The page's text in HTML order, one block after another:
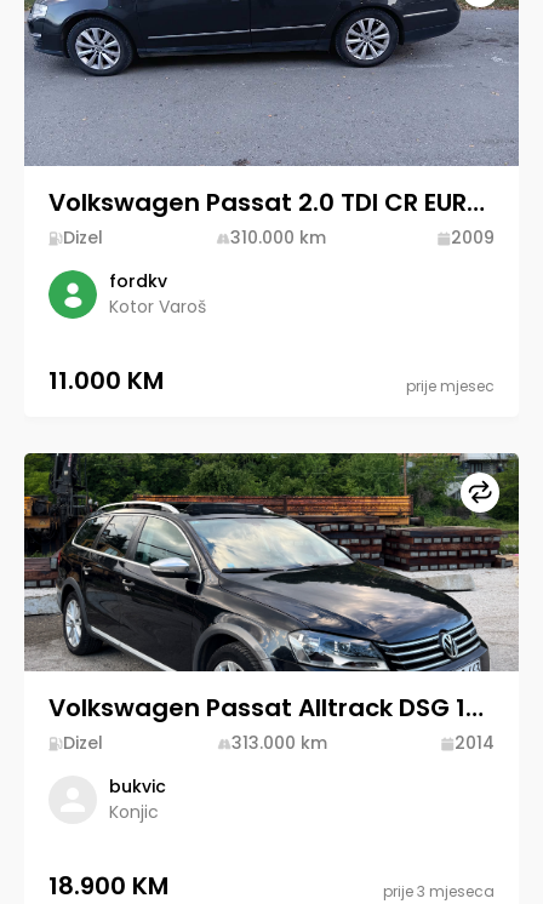
izgled
Volkswagen Passat 2.0 TDI CR EURO5
Dizel 310.000 km
2009
fordkv
Kotor Varoš
11.000 KM prije mjesec
Volkswagen Passat Alltrack DSG 130KW
Dizel 313.000 km
2014
bukvic
Konjic
18.900 KM prije 3 mjeseca